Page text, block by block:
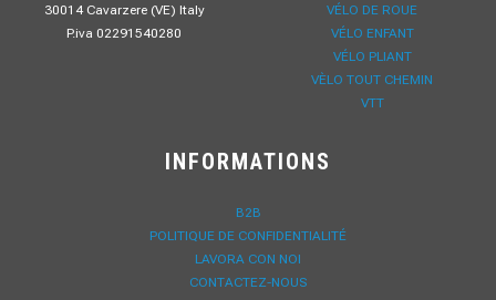
30014 Cavarzere (VE) Italy
P.iva 02291540280
VÉLO DE ROUE
VÉLO ENFANT
VÉLO PLIANT
VÈLO TOUT CHEMIN
VTT
INFORMATIONS
B2B
POLITIQUE DE CONFIDENTIALITÉ
LAVORA CON NOI
CONTACTEZ-NOUS